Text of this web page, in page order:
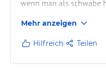
wenn man als schwabe
Ultimativ toll für mi
Sauberkeit ist super
entspannen ein 2 pools
sogar 2 Aussichtstürme
Mehr anzeigen
Hilfreich Teilen